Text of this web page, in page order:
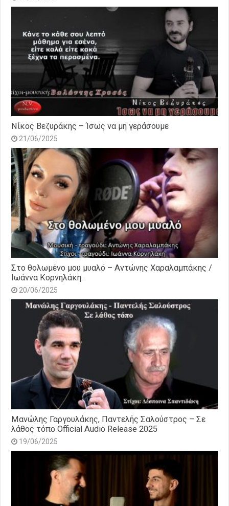
Νίκος Βεζυράκης – Ίσως να μη γεράσουμε
21/06/2025
Στο θολωμένο μου μυαλό – Αντώνης Χαραλαμπάκης /
Ιωάννα Κορνηλάκη.
20/06/2025
Μανώλης Γαργουλάκης, Παντελής Σαλούστρος – Σε
λάθος τόπο Official Audio Release 2025
19/06/2025